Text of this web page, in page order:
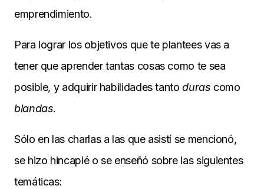
emprendimiento.
Para lograr los objetivos que te plantees vas a
tener que aprender tantas cosas como te sea
posible, y adquirir habilidades tantoduras como
blandas.
Sólo en las charlas a las que asistí se mencionó,
se hizo hincapié o se enseñó sobre las siguientes
temáticas: